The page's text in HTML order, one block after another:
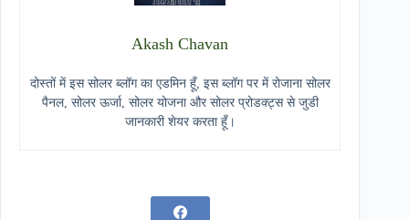
Akash Chavan
दोस्तों में इस सोलर ब्लॉग का एडमिन हूँ, इस ब्लॉग पर में रोजाना सोलर
पैनल, सोलर ऊर्जा, सोलर योजना और सोलर प्रोडक्ट्स से जुडी
जानकारी शेयर करता हूँ।